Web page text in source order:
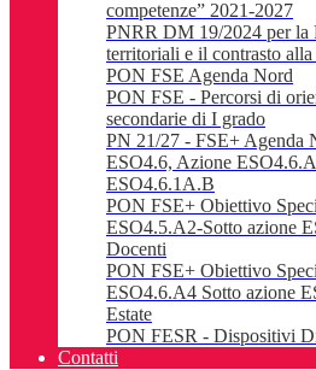
competenze” 2021-2027
PNRR DM 19/2024 per la
territoriali e il contrasto alla
PON FSE Agenda Nord
PON FSE - Percorsi di
secondarie di I grado
PN 21/27 - FSE+ Agenda
ESO4.6, Azione
ESO4.6.1A.B
PON FSE+ Obiettivo
ESO4.5.A2-Sotto azione
Docenti
PON FSE+ Obiettivo
ESO4.6.A4 Sotto azione
Estate
PON FESR - Dispositivi
Contatti